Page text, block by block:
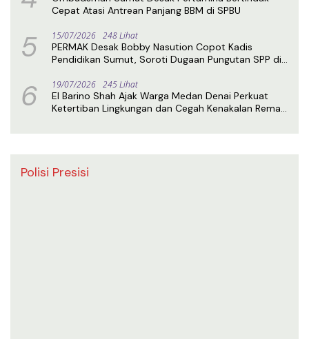
Cepat Atasi Antrean Panjang BBM di SPBU
5 15/07/2026 248 Lihat
PERMAK Desak Bobby Nasution Copot Kadis
Pendidikan Sumut, Soroti Dugaan Pungutan SPP di
6 19/07/2026 245 Lihat
El Barino Shah Ajak Warga Medan Denai Perkuat
Ketertiban Lingkungan dan Cegah Kenakalan Remaja
Polisi Presisi